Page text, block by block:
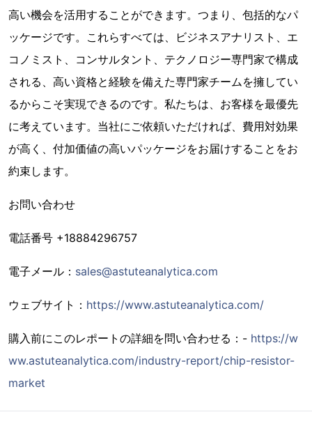
高い機会を活用することができます。つまり、包括的なパ
ッケージです。これらすべては、ビジネスアナリスト、エ
コノミスト、コンサルタント、テクノロジー専門家で構成
される、高い資格と経験を備えた専門家チームを擁してい
るからこそ実現できるのです。私たちは、お客様を最優先
に考えています。当社にご依頼いただければ、費用対効果
が高く、付加価値の高いパッケージをお届けすることをお
約束します。
お問い合わせ
電話番号 +18884296757
電子メール： sales@astuteanalytica.com
ウェブサイト： https://www.astuteanalytica.com/
購入前にこのレポートの詳細を問い合わせる：- https://w
ww.astuteanalytica.com/industry-report/chip-resistor-
market